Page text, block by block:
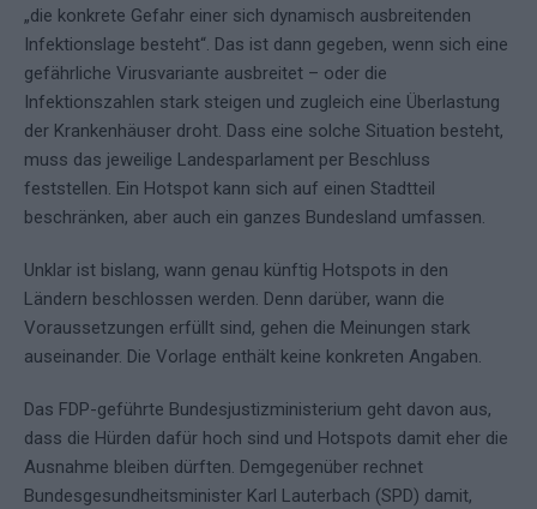
„die konkrete Gefahr einer sich dynamisch ausbreitenden
Infektionslage besteht“. Das ist dann gegeben, wenn sich eine
gefährliche Virusvariante ausbreitet – oder die
Infektionszahlen stark steigen und zugleich eine Überlastung
der Krankenhäuser droht. Dass eine solche Situation besteht,
muss das jeweilige Landesparlament per Beschluss
feststellen. Ein Hotspot kann sich auf einen Stadtteil
beschränken, aber auch ein ganzes Bundesland umfassen.
Unklar ist bislang, wann genau künftig Hotspots in den
Ländern beschlossen werden. Denn darüber, wann die
Voraussetzungen erfüllt sind, gehen die Meinungen stark
auseinander. Die Vorlage enthält keine konkreten Angaben.
Das FDP-geführte Bundesjustizministerium geht davon aus,
dass die Hürden dafür hoch sind und Hotspots damit eher die
Ausnahme bleiben dürften. Demgegenüber rechnet
Bundesgesundheitsminister Karl Lauterbach (SPD) damit,